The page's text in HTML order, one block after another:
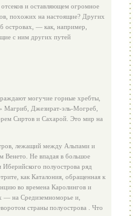
и оставляющем огромное
похожих на на­стоящие? Других
островах, — как, например,
с ним других путей
могучие горные хребты,
Магриб, Джезират-эль-Могреб,
Сиртов и Сахарой. Это мир на
лежащий между Альпами и
Венето. Не впа­дая в большое
полуострова ряд
как Каталония, обращенная к
во времена Каролингов и
— на Средиземноморье и,
страны полуострова . Что